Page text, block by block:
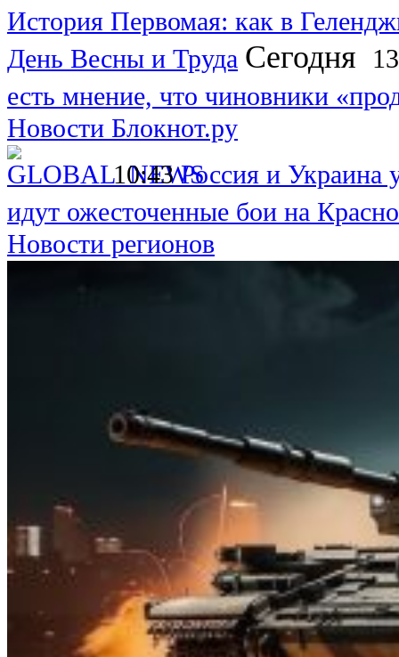
История Первомая: как в
День Весны и Труда Сегодня
есть мнение, что чиновники
Новости Блокнот.ру
10:43 Россия и Украина
идут ожесточенные бои на
Новости регионов